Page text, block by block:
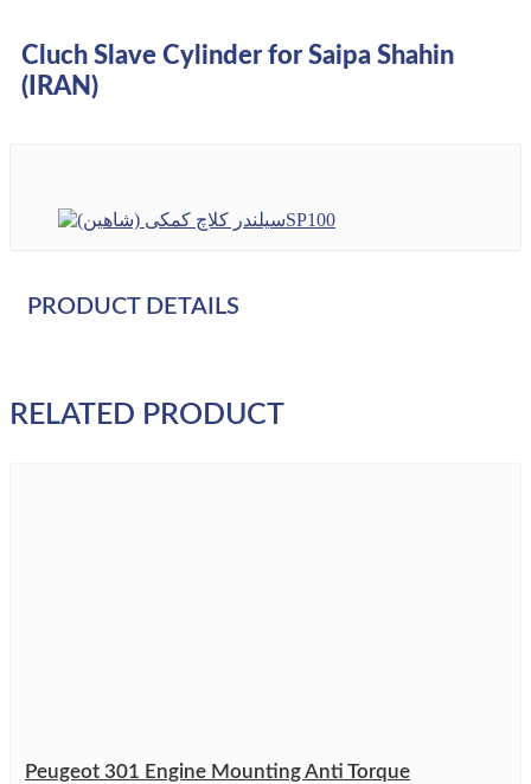
Cluch Slave Cylinder for Saipa Shahin
(IRAN)
PRODUCT DETAILS
RELATED PRODUCT
Peugeot 301 Engine Mounting Anti Torque